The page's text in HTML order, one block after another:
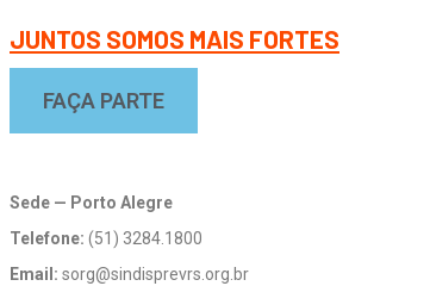
JUNTOS SOMOS MAIS FORTES
FAÇA PARTE
Sede — Porto Alegre
Telefone: (51) 3284.1800
Email: sorg@sindisprevrs.org.br